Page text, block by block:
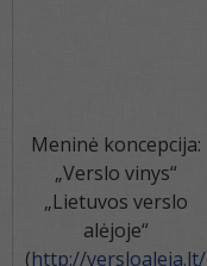
Meninė koncepcija:
„Verslo vinys“
„Lietuvos verslo
alėjoje“
(http://versloaleja.lt/